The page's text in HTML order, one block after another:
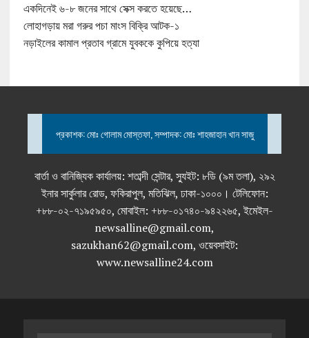
একদিনেই ৬-৮ জনের সাথে সেক্স করতে হয়েছে…
লোহাগড়ায় মরা গরুর পচা মাংস বিক্রি আটক-১
নড়াইলের কামাল প্রতাব গ্রামে যুবককে কুপিয়ে হত্যা
প্রকাশক: মোঃ গোলাম মোস্তফা, সম্পাদক: মোঃ শাহজাহান খান সাজু
বার্তা ও বানিজ্যিক কার্যালয়: শতাব্দী সেন্টার, স্যুইট: ৮ডি (৯ম তলা), ২৯২
ইনার সার্কুলার রোড, ফকিরাপুল, মতিঝিল, ঢাকা-১০০০। টেলিফোন:
+৮৮-০২-৭১৯৫৯৫০, মোবাইল: +৮৮-০১৭৪০-৯৪২২৬৫, ইমেইল-
newsalline@gmail.com,
sazukhan62@gmail.com, ওয়েবসাইট:
www.newsalline24.com